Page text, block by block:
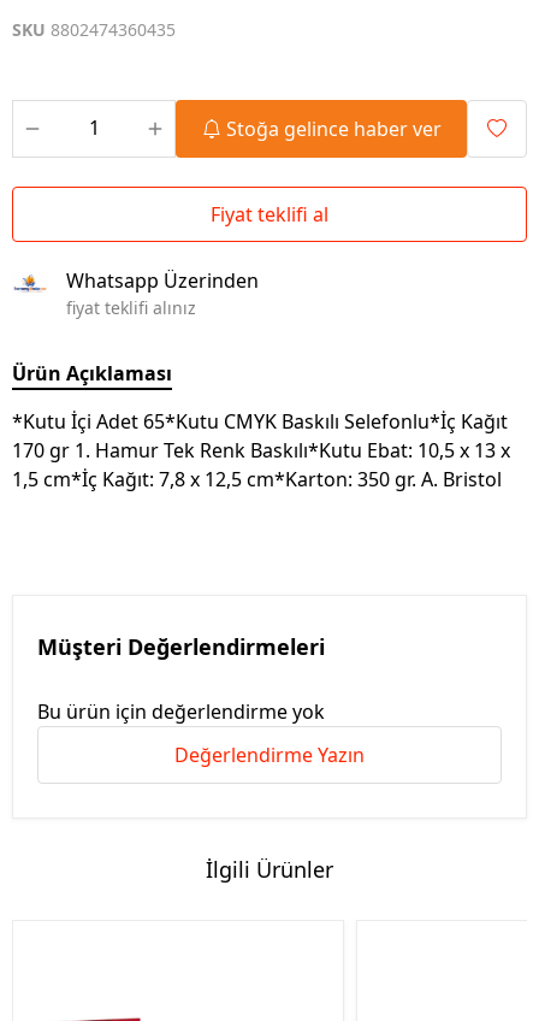
SKU 8802474360435
Stoğa gelince haber ver
Fiyat teklifi al
Whatsapp Üzerinden
fiyat teklifi alınız
Ürün Açıklaması
*Kutu İçi Adet 65*Kutu CMYK Baskılı Selefonlu*İç Kağıt
170 gr 1. Hamur Tek Renk Baskılı*Kutu Ebat: 10,5 x 13 x
1,5 cm*İç Kağıt: 7,8 x 12,5 cm*Karton: 350 gr. A. Bristol
Müşteri Değerlendirmeleri
Bu ürün için değerlendirme yok
Değerlendirme Yazın
İlgili Ürünler